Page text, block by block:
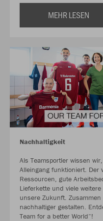
MEHR LESEN
Nachhaltigkeit
Als Teamsportler wissen
Alleingang funktioniert. Der
Ressourcen, gute
Lieferkette und viele
unsere Zukunft.
nachhaltiger gestalten.
Team for a better World“!